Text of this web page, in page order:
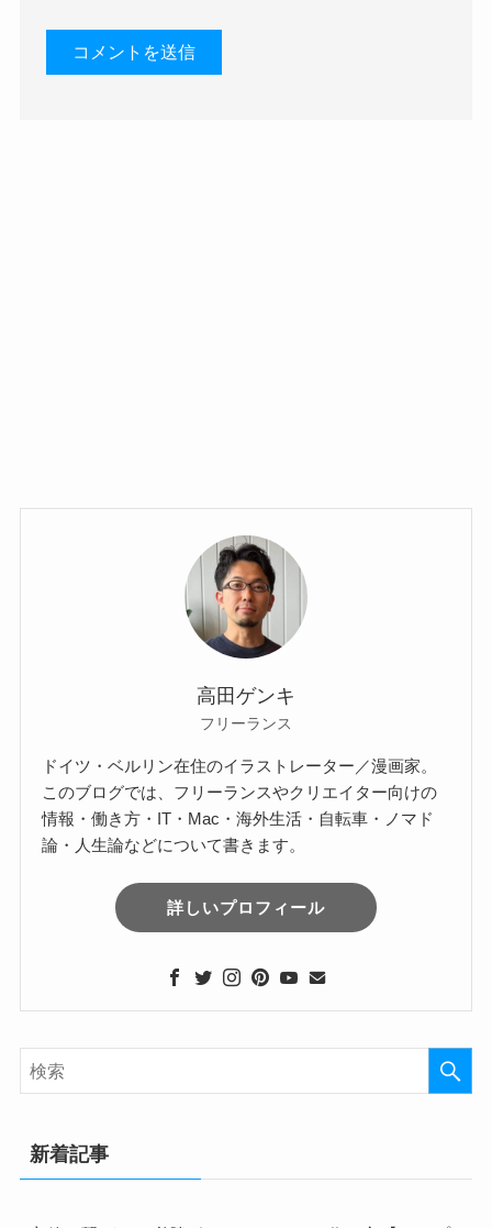
高田ゲンキ
フリーランス
ドイツ・ベルリン在住のイラストレーター／漫画家。
このブログでは、フリーランスやクリエイター向けの
情報・働き方・IT・Mac・海外生活・自転車・ノマド
論・人生論などについて書きます。
詳しいプロフィール
新着記事